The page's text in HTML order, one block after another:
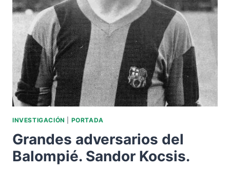
GÁRATE.
INVESTIGACIÓN PORTADA
Grandes adversarios del
Balompié. Sandor Kocsis.